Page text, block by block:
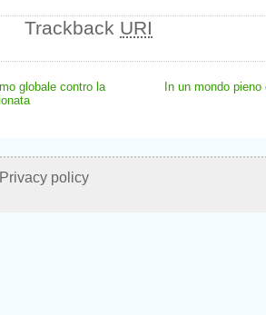
Trackback URI
globale contro la
In un mondo
Privacy policy